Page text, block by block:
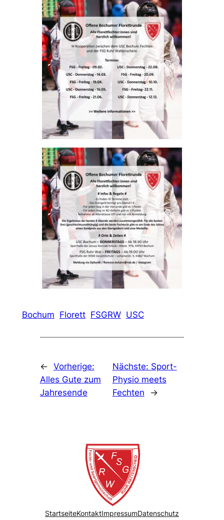
Bochum Florett FSGRW USC
← Vorherige:
Alles Gute zum
Jahresende
Nächste: Sport-
Physio meets
Fechten
→
StartseiteKontaktImpressumDatenschutz